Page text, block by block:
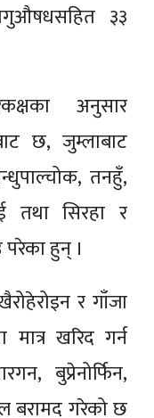
३३
अनुसार
छ, जुम्लाबाट
तनहुँ,
तथा सिरहा र
हुन् ।
र गाँजा
खरिद गर्न
बुप्रेनोर्फिन,
बरामद गरेको छ